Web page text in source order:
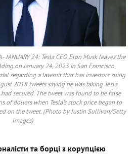
- JANUARY 24: Tesla CEO Elon Musk leaves the
on January 24, 2023 in San Francisco,
regarding a lawsuit that has investors suing
2018 tweets saying he was taking Tesla
secured. The tweet was found to be false
of dollars when Tesla's stock price began to
on the tweet. (Photo by Justin Sullivan/Getty
Images)
та борці з корупцією